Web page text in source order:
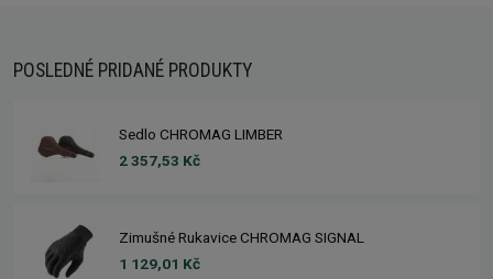
POSLEDNÉ PRIDANÉ PRODUKTY
Sedlo CHROMAG LIMBER
2 357,53 Kč
Zimušné Rukavice CHROMAG SIGNAL
1 129,01 Kč